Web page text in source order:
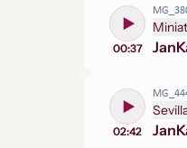
00:37 Jan
02:42 Jan